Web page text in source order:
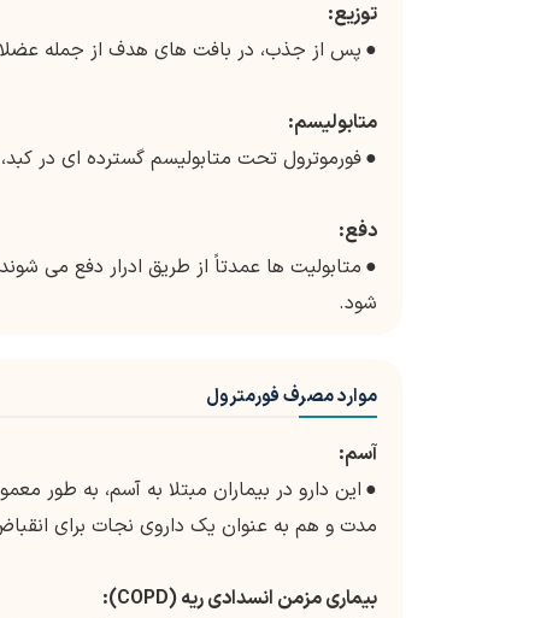
توزیع:
● پس از جذب، در بافت های هدف از جمله
متابولیسم:
●فورموترول تحت متابولیسم گسترده ای در
دفع:
● متابولیت ها عمدتاً از طریق ادرار دفع می
شود.
موارد مصرف فورمترول
آسم:
● این دارو در بیماران مبتلا به آسم، به طور
مدت و هم به عنوان یک داروی نجات برای
بیماری مزمن انسدادی ریه (COPD):